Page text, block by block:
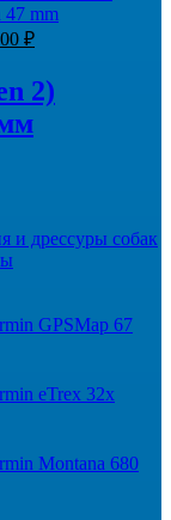
999 ₽.
47 mm
₽Текущая
99
000 ₽.
2)
и дрессуры собак
GPSMap 67
eTrex 32x
Montana 680